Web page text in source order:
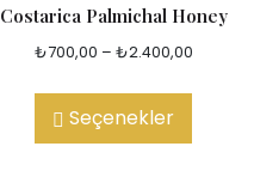
Costarica Palmichal Honey
₺700,00 – ₺2.400,00
Seçenekler